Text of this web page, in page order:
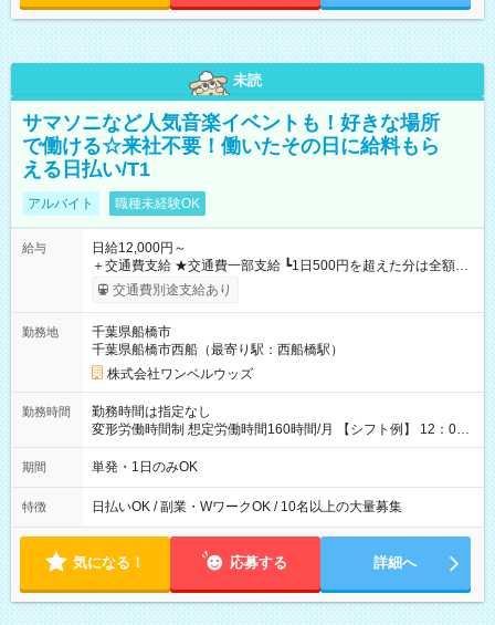
未読
サマソニなど人気音楽イベントも！好きな場所
で働ける☆来社不要！働いたその日に給料もら
える日払い/T1
アルバイト 職種未経験OK
給与
日給12,000円～
＋交通費支給 ★交通費一部支給 ┗1日500円を超えた分は全額支
給！ ※往復500円以内の方は自己負担となります ★日払いOK！
（規定あり） ┗働いたその日に現金GET♪ お仕事後はコンビニ
なし
交通費別途支給あり
勤務地
千葉県船橋市
千葉県船橋市西船（最寄り駅：西船橋駅）
株式会社ワンベルウッズ
勤務時間
勤務時間は指定なし
変形労働時間制 想定労働時間160時間/月 【シフト例】 12：00
～22：00
期間 単発・1日のみOK
特徴 日払いOK / 副業・WワークOK / 10名以上の大量募集
気になる！ 応募する 詳細へ